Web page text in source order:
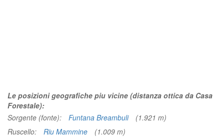
Le posizioni geografiche piu vicine (distanza ottica da Casa
Forestale):
Sorgente (fonte):
Funtana Breambuli
(1.921 m)
Ruscello:
Riu Mammine
(1.009 m)